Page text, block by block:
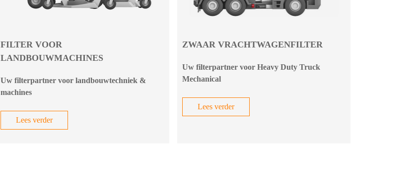
FILTER VOOR
LANDBOUWMACHINES
Uw filterpartner voor landbouwtechniek &
machines
Lees verder
ZWAAR VRACHTWAGENFILTER
Uw filterpartner voor Heavy Duty Truck
Mechanical
Lees verder